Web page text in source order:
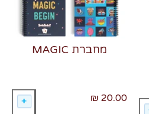
מחברת MAGIC
20.00 ₪